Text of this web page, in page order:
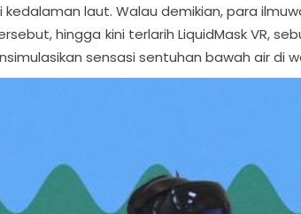
laut. Walau demikian, para
hingga kini terlarih LiquidMask VR,
sensasi sentuhan bawah air di